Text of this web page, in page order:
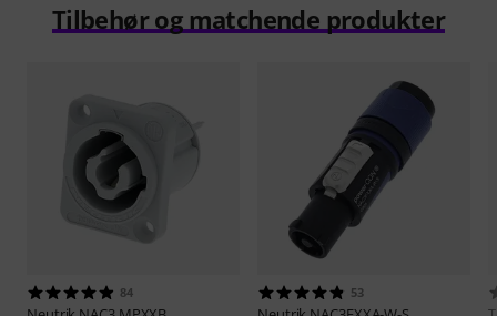
Tilbehør og matchende produkter
84 53